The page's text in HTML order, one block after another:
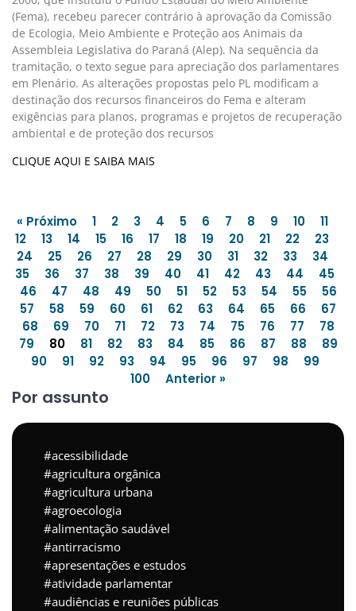
(Fema), recebeu parecer contrário à aprovação da Comissão
de Ecologia, Meio Ambiente e Proteção aos Animais da
Assembleia Legislativa do Paraná (Alep). Na sequência da
tramitação, o texto segue para apreciação dos parlamentares
em Plenário. As alterações propostas pelo PL modificam a
destinação dos recursos financeiros do Fema e alteram
exigências para planos, programas e projetos de recuperação
ambiental e de proteção dos recursos
CLIQUE AQUI E SAIBA MAIS
« Próximo 1 2 3 4 5 6 7 8 9 10
11
12
13 14 15 16 17 18 19 20 21 22
23
24
25 26 27 28 29 30 31 32 33
34
35
36 37 38 39 40 41 42 43 44
45
46
47 48 49 50 51 52 53 54 55
56
57
58 59 60 61 62 63 64 65 66
67
68
69 70 71 72 73 74 75 76 77
78
79
80 81 82 83 84 85 86 87 88
89
90
91 92 93 94 95 96 97 98
99
100
Anterior »
Por assunto
acessibilidade
agricultura orgânica
agricultura urbana
agroecologia
alimentação saudável
antirracismo
apresentações e estudos
atividade parlamentar
audiências e reuniões públicas